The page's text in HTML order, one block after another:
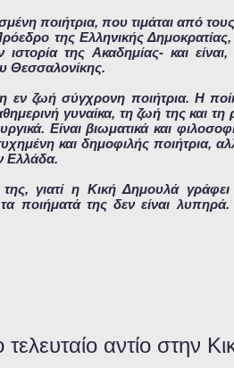
ποιήτρια, που τιμάται από
της Ελληνικής
της Ακαδημίας- και
Θεσσαλονίκης.
εν ζωή σύγχρονη ποιήτρια. Η
γυναίκα, τη ζωή της και
Είναι βιωματικά και
και δημοφιλής ποιήτρια,
Ελλάδα.
της, γιατί η Κική Δημουλά
ποιήματά της δεν είναι
τελευταίο αντίο στην